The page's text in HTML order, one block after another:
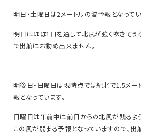
明日・土曜日は2メートルの波予報となってい
明日はほぼ1日を通して北風が強く吹きそう
で出航はお勧め出来ません。
明後日・日曜日は現時点では紀北で1.5メー
報となっています。
日曜日は午前中は前日からの北風が残るよ
この風が弱まる予報となっていますので、出